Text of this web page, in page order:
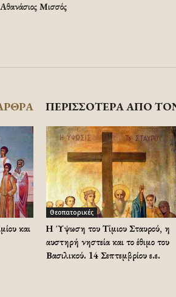
Μισσός
ΠΕΡΙΣΣΟΤΕΡΑ ΑΠΟ
και
Θεοπατορικές
Η Ύψωση του Τίμιου Σταυρού, η
αυστηρή νηστεία και το έθιμο του
Βασιλικού. 14 Σεπτεμβρίου ε.ε.